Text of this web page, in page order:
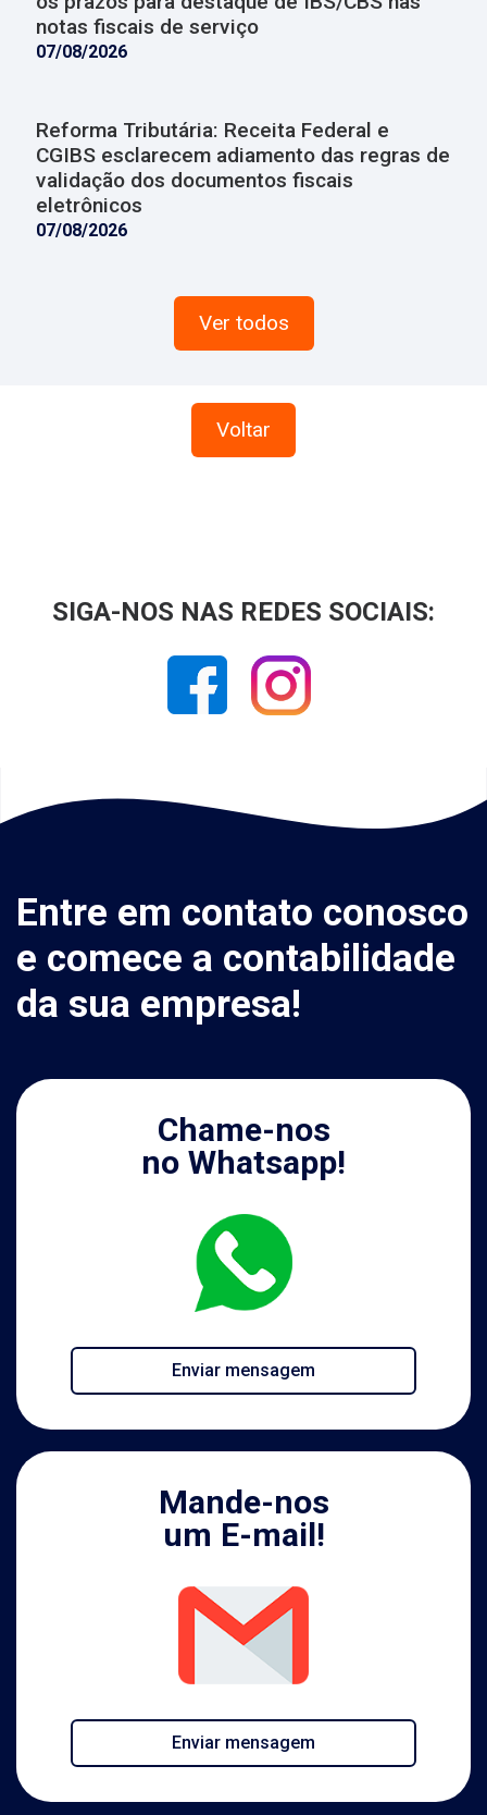
notas fiscais de serviço
07/08/2026
Reforma Tributária: Receita Federal e
CGIBS esclarecem adiamento das regras de
validação dos documentos fiscais
eletrônicos
07/08/2026
Ver todos
Voltar
SIGA-NOS NAS REDES SOCIAIS:
Entre em contato conosco
e comece a contabilidade
da sua empresa!
Chame-nos
no Whatsapp!
Enviar mensagem
Mande-nos
um E-mail!
Enviar mensagem